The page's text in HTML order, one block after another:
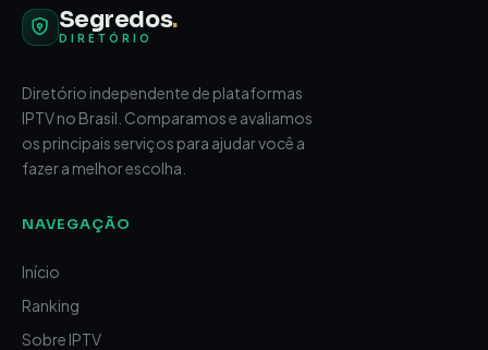
Segredos.
DIRETÓRIO
Diretório independente de plataformas
IPTV no Brasil. Comparamos e avaliamos
os principais serviços para ajudar você a
fazer a melhor escolha.
NAVEGAÇÃO
Início
Ranking
Sobre IPTV